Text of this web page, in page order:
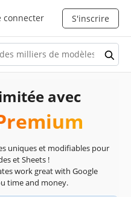
connecter S'inscrire
avec
uniques et modifiables pour
et Sheets !
work great with Google
time and money.